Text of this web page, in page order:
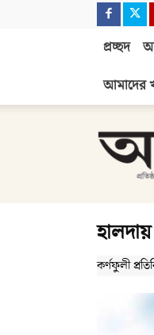
প্রচ্ছদ
আমাদের
আজাদী
কর্ণফুলী